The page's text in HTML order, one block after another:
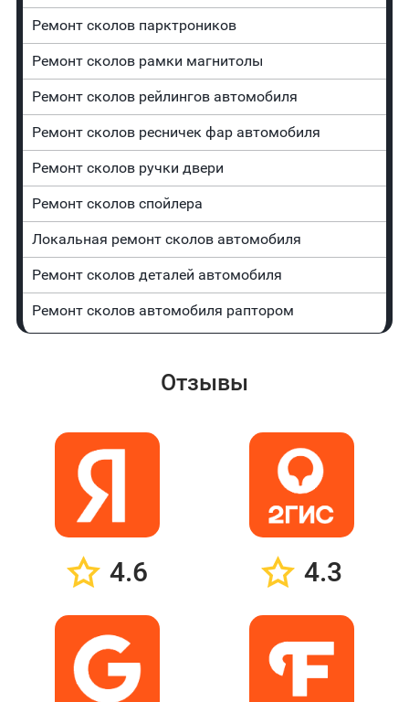
Ремонт сколов парктроников
Ремонт сколов рамки магнитолы
Ремонт сколов рейлингов автомобиля
Ремонт сколов ресничек фар автомобиля
Ремонт сколов ручки двери
Ремонт сколов спойлера
Локальная ремонт сколов автомобиля
Ремонт сколов деталей автомобиля
Ремонт сколов автомобиля раптором
Отзывы
4.6 4.3